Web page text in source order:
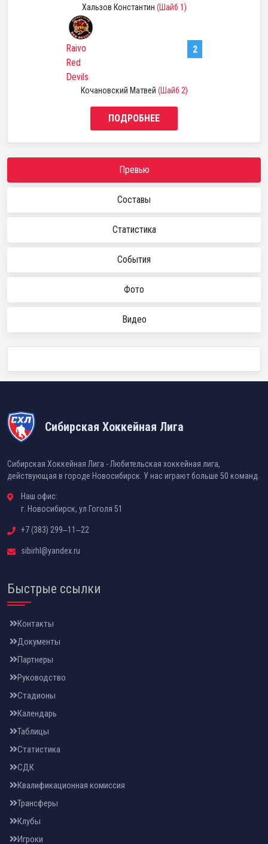
Хальзов Константин (Шайб 1)
2
Raivo
Red
Devils
Кочановский Матвей (Шайб 2)
ПОДРОБНЕЕ
Превью
Составы
Статистика
События
Фото
Видео
Сибирская Хоккейная Лига
Сибирская Хоккейная Лига - Любительская хоккейная лига,
действующая в городе Новосибирск. У нас играют больше 50 команд.
Наш офис:
г. Новосибирск, ул Гоголя 51
+7 (383) 299‒11‒22
sibirhl@yandex.ru
Быстрые ссылки
Контакты
Документы
Партнеры
Руководство
Стадионы
Календарь
Таблицы
Статистика
СДК
Квалификационная комиссия
Трансферы
Клубы
Игроки